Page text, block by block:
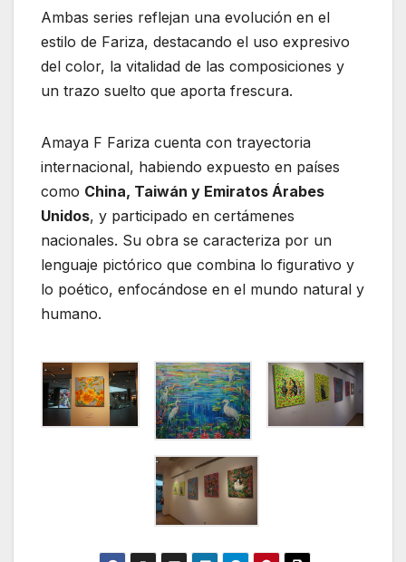
Ambas series reflejan una evolución en el
estilo de Fariza, destacando el uso expresivo
del color, la vitalidad de las composiciones y
un trazo suelto que aporta frescura.
Amaya F Fariza cuenta con trayectoria
internacional, habiendo expuesto en países
como China, Taiwán y Emiratos Árabes
Unidos, y participado en certámenes
nacionales. Su obra se caracteriza por un
lenguaje pictórico que combina lo figurativo y
lo poético, enfocándose en el mundo natural y
humano.